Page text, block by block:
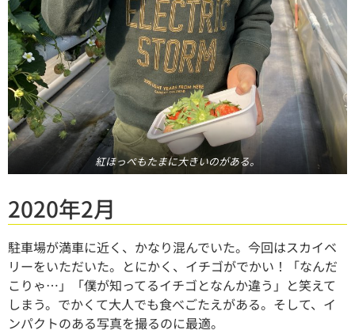
紅ほっぺもたまに大きいのがある。
2020年2月
駐車場が満車に近く、かなり混んでいた。今回はスカイベ
リーをいただいた。とにかく、イチゴがでかい！「なんだ
こりゃ…」「僕が知ってるイチゴとなんか違う」と笑えて
しまう。でかくて大人でも食べごたえがある。そして、イ
ンパクトのある写真を撮るのに最適。